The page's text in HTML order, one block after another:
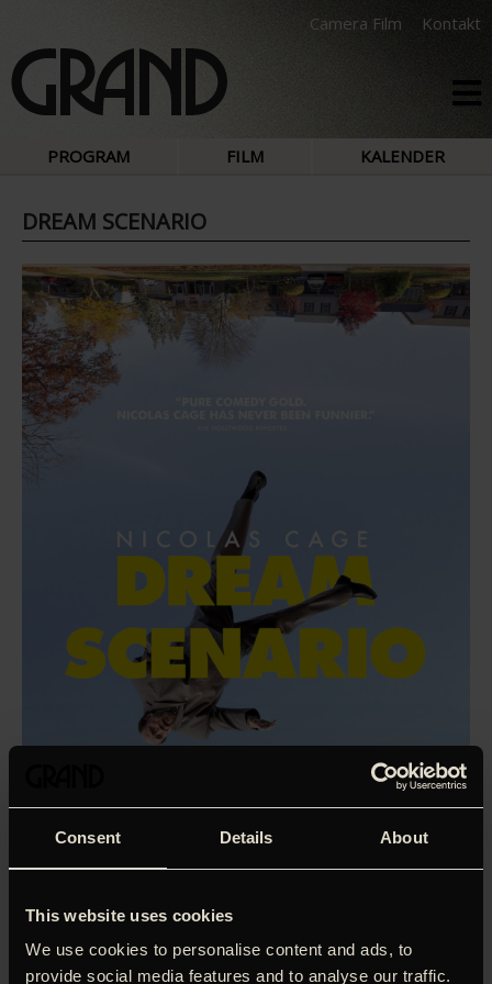
Consent Details About
This website uses cookies
We use cookies to personalise content and ads, to
provide social media features and to analyse our traffic.
Camera Film Kontakt
PROGRAM FILM KALENDER
DREAM SCENARIO
‘En vittig film om midtvejskrise, instagramberømmelse og